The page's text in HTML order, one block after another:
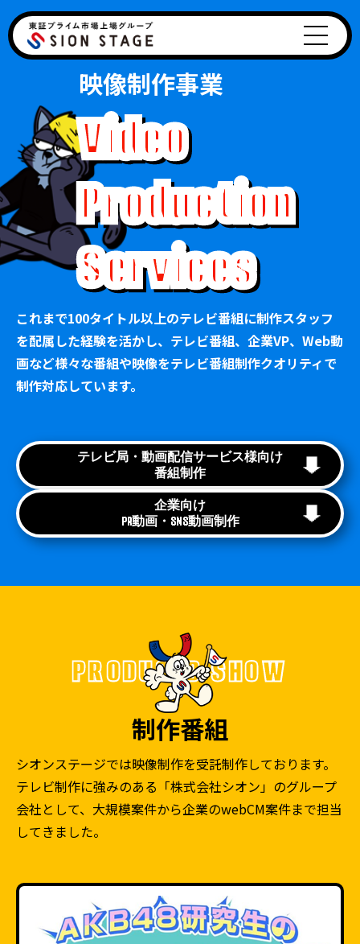
映像制作事業
Video
Production
Services
これまで100タイトル以上のテレビ番組に制作スタッフ
を配属した経験を活かし、テレビ番組、企業VP、Web動
画など様々な番組や映像をテレビ番組制作クオリティで
制作対応しています。
テレビ局・動画配信サービス様向け
番組制作
企業向け
PR動画・SNS動画制作
PRODUCED SHOW
制作番組
シオンステージでは映像制作を受託制作しております。
テレビ制作に強みのある「株式会社シオン」のグループ
会社として、大規模案件から企業のwebCM案件まで担当
してきました。